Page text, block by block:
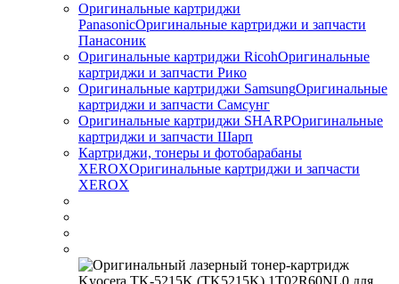
Оригинальные картриджи
PanasonicОригинальные картриджи и запчасти
Панасоник
Оригинальные картриджи RicohОригинальные
картриджи и запчасти Рико
Оригинальные картриджи SamsungОригинальные
картриджи и запчасти Самсунг
Оригинальные картриджи SHARPОригинальные
картриджи и запчасти Шарп
Картриджи, тонеры и фотобарабаны
XEROXОригинальные картриджи и запчасти
XEROX